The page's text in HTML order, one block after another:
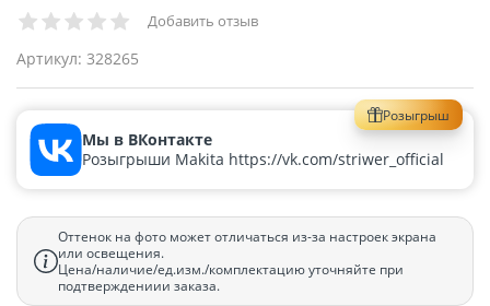
Добавить отзыв
Артикул: 328265
Розыгрыш
Мы в ВКонтакте
Розыгрыши Makita https://vk.com/striwer_official
Оттенок на фото может отличаться из-за настроек экрана
или освещения.
Цена/наличие/ед.изм./комплектацию уточняйте при
подтверждениии заказа.